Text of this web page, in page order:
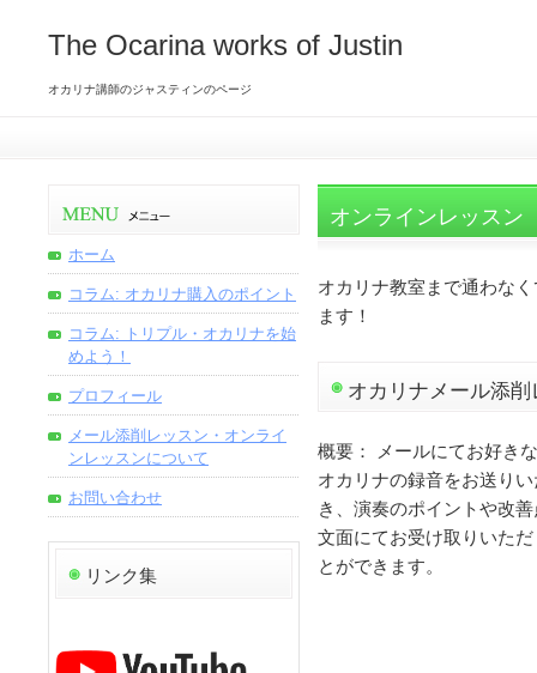
The Ocarina works of Justin
オカリナ講師のジャスティンのページ
オンラインレッスン
オカリナ教室まで通わな
ます！
オカリナメール添削
概要： メールにてお好き
オカリナの録音をお送り
き、演奏のポイントや改
文面にてお受け取りいただ
とができます。
ホーム
コラム: オカリナ購入のポイント
コラム: トリプル・オカリナを始
めよう！
プロフィール
メール添削レッスン・オンライ
ンレッスンについて
お問い合わせ
リンク集